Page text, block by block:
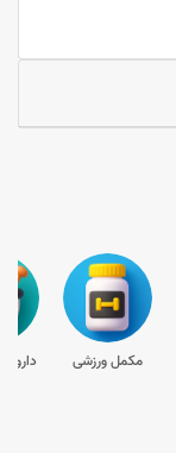
مکمل ورزشی